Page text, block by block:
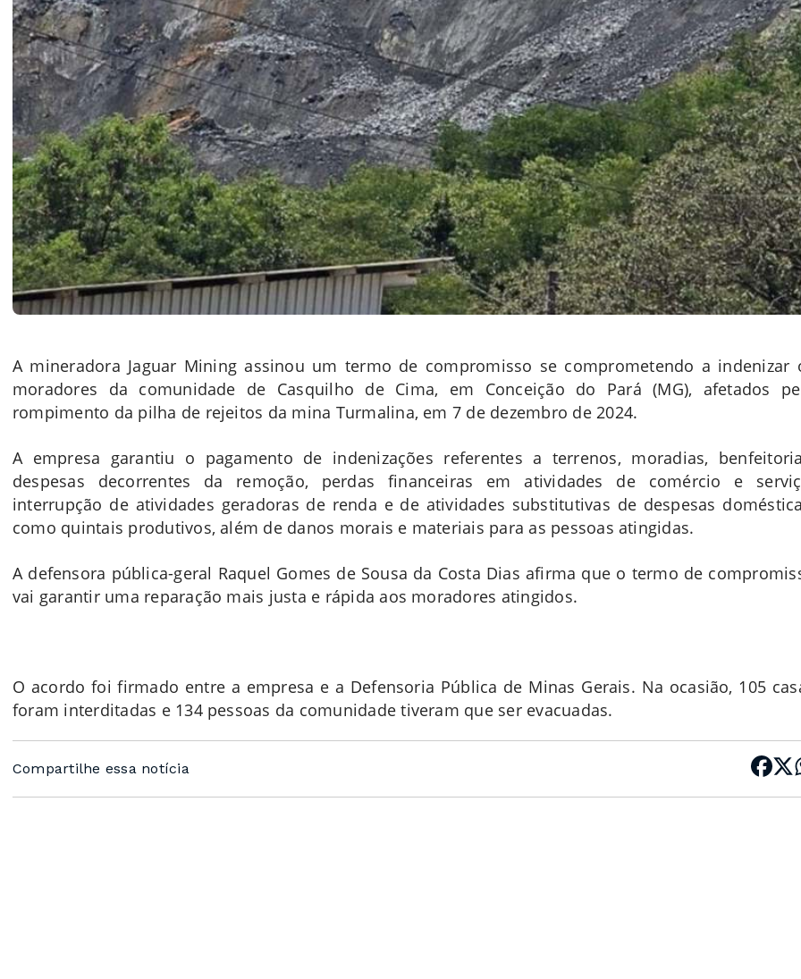
A mineradora Jaguar Mining assinou um termo de compromisso se comprometendo a indenizar
moradores da comunidade de Casquilho de Cima, em Conceição do Pará (MG), afetados
rompimento da pilha de rejeitos da mina Turmalina, em 7 de dezembro de 2024.
A empresa garantiu o pagamento de indenizações referentes a terrenos, moradias,
despesas decorrentes da remoção, perdas financeiras em atividades de comércio e
interrupção de atividades geradoras de renda e de atividades substitutivas de despesas
como quintais produtivos, além de danos morais e materiais para as pessoas atingidas.
A defensora pública-geral Raquel Gomes de Sousa da Costa Dias afirma que o termo de
vai garantir uma reparação mais justa e rápida aos moradores atingidos.
O acordo foi firmado entre a empresa e a Defensoria Pública de Minas Gerais. Na ocasião, 105
foram interditadas e 134 pessoas da comunidade tiveram que ser evacuadas.
Compartilhe essa notícia